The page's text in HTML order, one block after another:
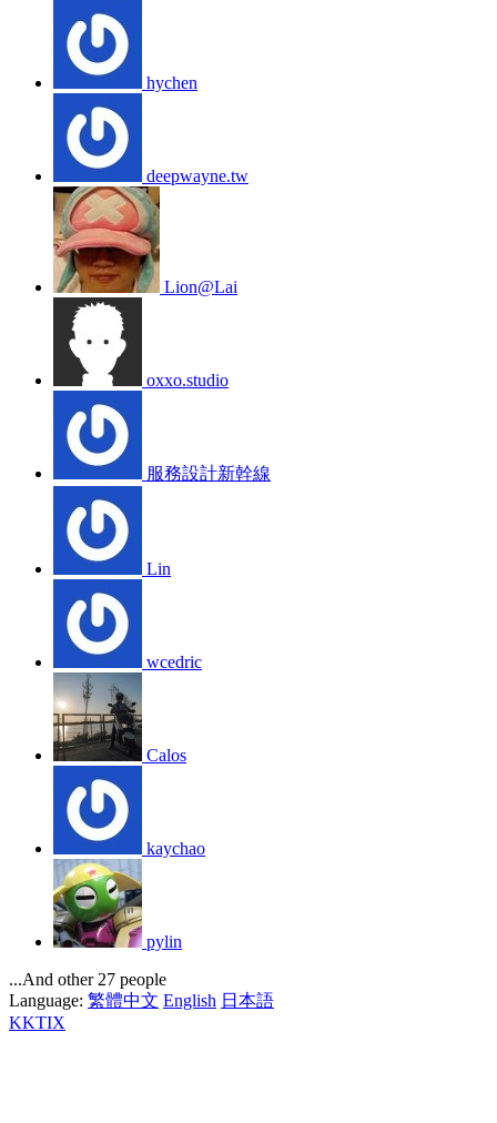
hychen
deepwayne.tw
Lion@Lai
oxxo.studio
服務設計新幹線
Lin
wcedric
Calos
kaychao
pylin
...And other 27 people
Language: 繁體中文 English 日本語
KKTIX